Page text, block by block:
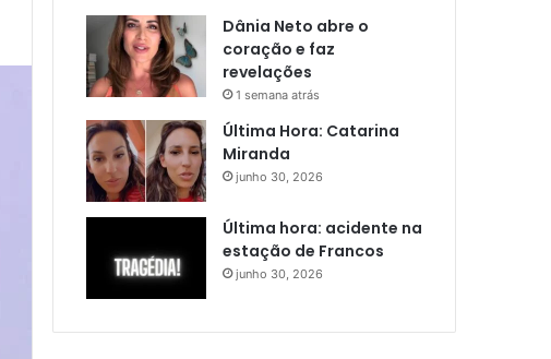
Dânia Neto abre o
coração e faz
revelações
1 semana atrás
Última Hora: Catarina
Miranda
junho 30, 2026
Última hora: acidente na
estação de Francos
junho 30, 2026